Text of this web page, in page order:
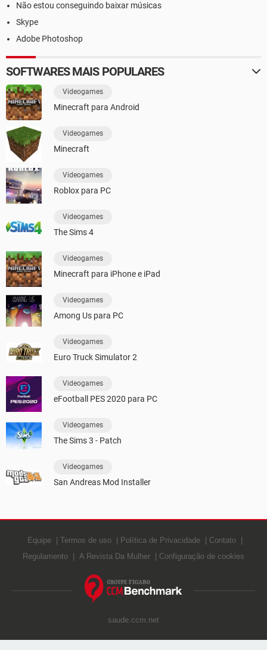
Não estou conseguindo baixar músicas
Skype
Adobe Photoshop
SOFTWARES MAIS POPULARES
Videogames
Minecraft para Android
Videogames
Minecraft
Videogames
Roblox para PC
Videogames
The Sims 4
Videogames
Minecraft para iPhone e iPad
Videogames
Among Us para PC
Videogames
Euro Truck Simulator 2
Videogames
eFootball PES 2020 para PC
Videogames
The Sims 3 - Patch
Videogames
San Andreas Mod Installer
Equipe Termos de uso Política de Privacidade
Contato
Regulamento
A Revista Da Mulher Configuração de cookies
saude.ccm.net